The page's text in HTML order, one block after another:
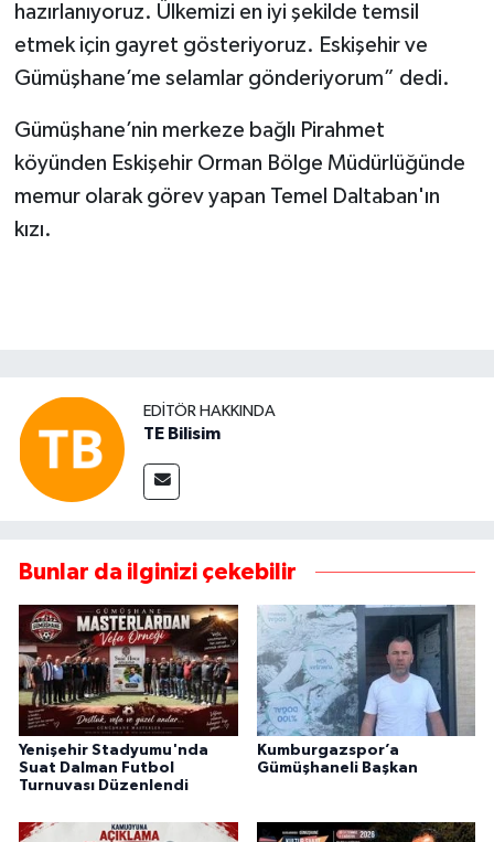
hazırlanıyoruz. Ülkemizi en iyi şekilde temsil
etmek için gayret gösteriyoruz. Eskişehir ve
Gümüşhane’me selamlar gönderiyorum” dedi.
Gümüşhane’nin merkeze bağlı Pirahmet
köyünden Eskişehir Orman Bölge Müdürlüğünde
memur olarak görev yapan Temel Daltaban'ın
kızı.
EDITÖR HAKKINDA
TE Bilisim
Bunlar da ilginizi çekebilir
Yenişehir Stadyumu'nda
Suat Dalman Futbol
Turnuvası Düzenlendi
Kumburgazspor’a
Gümüşhaneli Başkan